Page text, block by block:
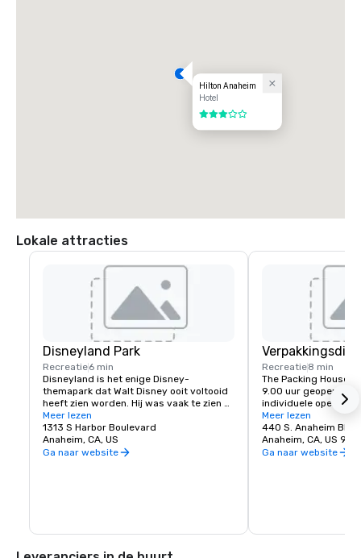
Hilton Anaheim
Hotel
3 van 5
Lokale attracties
Disneyland Park
Recreatie6 min
Disneyland is het enige Disney-
themapark dat Walt Disney ooit voltooid
heeft zien worden. Hij was vaak te zien
terwijl hij door zijn park slenterde terwijl
hij met gasten sprak en handtekeningen
signeerde. Uiteindelijk ging hij terug naar
zijn kantoor boven de brandweerkazerne
heen veel van zijn oorspronkelijke charme
Meer lezen
1313 S Harbor Boulevard
Anaheim, CA, US
Ga naar website
Recreatie8 min
The Packing House
9.00 uur geopend
individuele
restaurant kunnen
open tot
Inwoners en
gelegen op de
Meer lezen
440 S. Anaheim Blvd.
Anaheim, CA, US
Ga naar website